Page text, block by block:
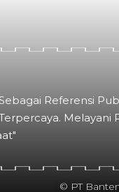
Referensi
Melayani
© PT